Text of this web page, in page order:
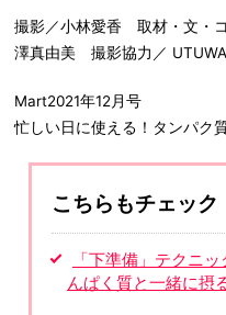
撮影／小林愛香 取材・文・
澤真由美 撮影協力／
Mart2021年12月号
忙しい日に使える！タンパク
こちらもチェック
「下準備」テクニ
んぱく質と一緒に摂